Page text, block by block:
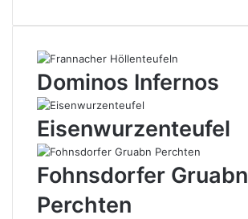
Dominos Infernos
Eisenwurzenteufel
Fohnsdorfer Gruabn
Perchten